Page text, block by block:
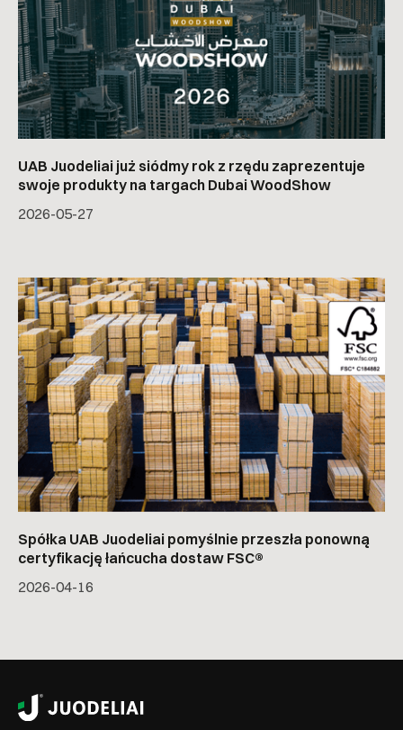
UAB Juodeliai już siódmy rok z rzędu zaprezentuje
swoje produkty na targach Dubai WoodShow
2026-05-27
Spółka UAB Juodeliai pomyślnie przeszła ponowną
certyfikację łańcucha dostaw FSC®
2026-04-16